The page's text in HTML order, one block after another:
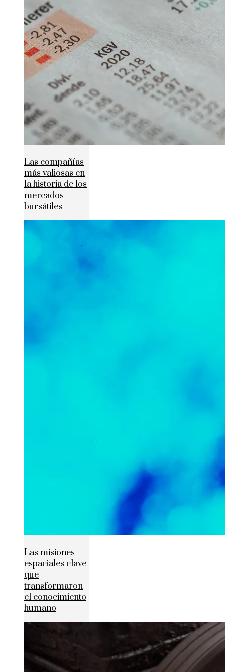
Las compañías
más valiosas en
la historia de los
mercados
bursátiles
Las misiones
espaciales clave
que
transformaron
el conocimiento
humano